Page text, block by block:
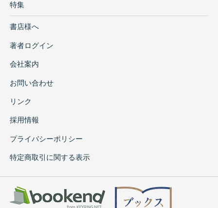
特集
書店様へ
著者ログイン
会社案内
お問い合わせ
リンク
採用情報
プライバシーポリシー
特定商取引に関する表示